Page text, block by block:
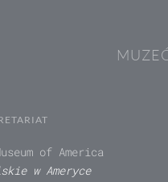
of America
w Ameryce